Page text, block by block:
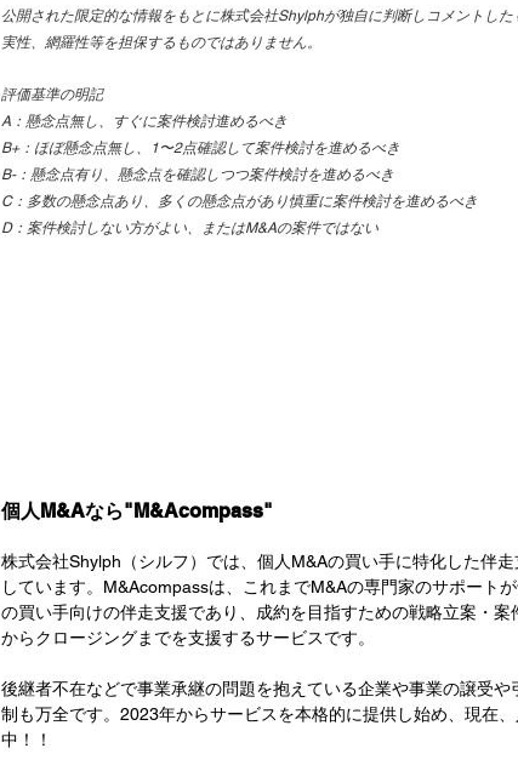
公開された限定的な情報をもとに株式会社Shylphが独自に判断しコメントし
実性、網羅性等を担保するものではありません。
評価基準の明記
A：懸念点無し、すぐに案件検討進めるべき
B+：ほぼ懸念点無し、1〜2点確認して案件検討を進めるべき
B-：懸念点有り、懸念点を確認しつつ案件検討を進めるべき
C：多数の懸念点あり、多くの懸念点があり慎重に案件検討を進めるべき
D：案件検討しない方がよい、またはM&Aの案件ではない
個人M&Aなら"M&Acompass"
株式会社Shylph（シルフ）では、個人M&Aの買い手に特化した伴
しています。M&Acompassは、これまでM&Aの専門家のサポート
の買い手向けの伴走支援であり、成約を目指すための戦略立案・
からクロージングまでを支援するサービスです。
後継者不在などで事業承継の問題を抱えている企業や事業の譲受
制も万全です。2023年からサービスを本格的に提供し始め、現在
中！！